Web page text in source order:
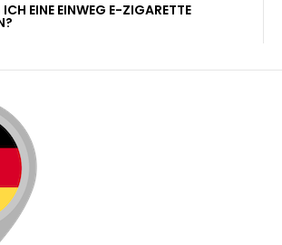
EINE EINWEG E-ZIGARETTE